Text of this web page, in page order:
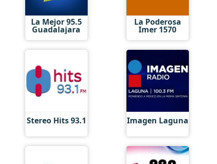
La Mejor 95.5
Guadalajara
La Poderosa
Imer 1570
Stereo Hits 93.1 Imagen Laguna